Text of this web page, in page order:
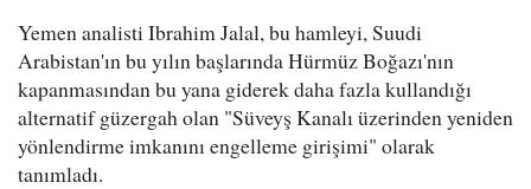
Yemen analisti Ibrahim Jalal, bu hamleyi, Suudi
Arabistan'ın bu yılın başlarında Hürmüz Boğazı'nın
kapanmasından bu yana giderek daha fazla kullandığı
alternatif güzergah olan "Süveyş Kanalı üzerinden yeniden
yönlendirme imkanını engelleme girişimi" olarak
tanımladı.